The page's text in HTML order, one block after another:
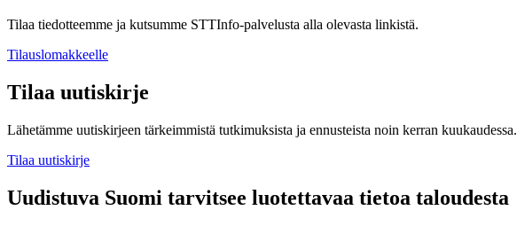
Tilaa tiedotteemme ja kutsumme STTInfo-palvelusta alla olevasta linkistä.
Tilauslomakkeelle
Tilaa uutiskirje
Lähetämme uutiskirjeen tärkeimmistä tutkimuksista ja ennusteista noin kerran kuukaudessa.
Tilaa uutiskirje
Uudistuva Suomi tarvitsee luotettavaa tietoa taloudesta